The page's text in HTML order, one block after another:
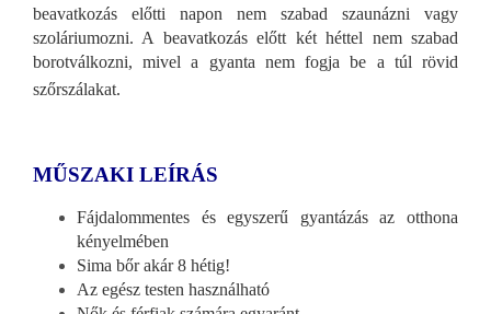
beavatkozás előtti napon nem szabad szaunázni vagy
szoláriumozni. A beavatkozás előtt két héttel nem szabad
borotválkozni, mivel a gyanta nem fogja be a túl rövid
szőrszálakat.
MŰSZAKI LEÍRÁS
Fájdalommentes és egyszerű gyantázás az otthona
kényelmében
Sima bőr akár 8 hétig!
Az egész testen használható